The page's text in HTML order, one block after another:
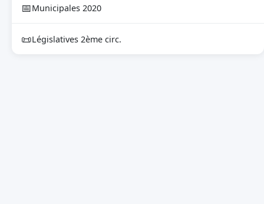
📅Municipales 2020
📜Législatives 2ème circ.